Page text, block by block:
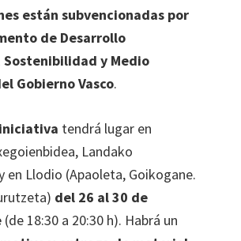
están subvencionadas por
de Desarrollo
Sostenibilidad y Medio
Gobierno Vasco.
tendrá lugar en
Landako
en Llodio (Apaoleta, Goikogane.
del 26 al 30 de
(de 18:30 a 20:30 h). Habrá un